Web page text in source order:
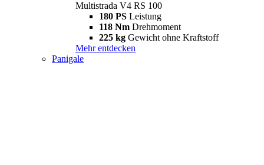
Multistrada V4 RS 100
180 PS Leistung
118 Nm Drehmoment
225 kg Gewicht ohne Kraftstoff
Mehr entdecken
Panigale